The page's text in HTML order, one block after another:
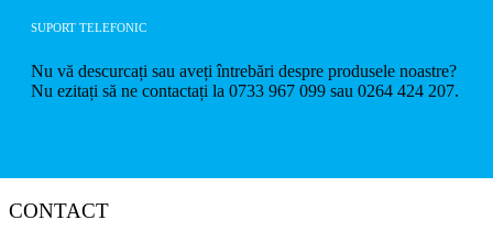
SUPORT TELEFONIC
Nu vă descurcați sau aveți întrebări despre produsele noastre?
Nu ezitați să ne contactați la 0733 967 099 sau 0264 424 207.
CONTACT